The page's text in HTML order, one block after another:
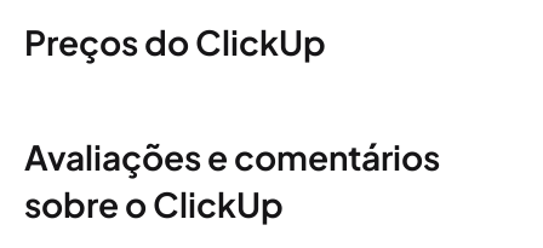
Preços do ClickUp
Avaliações e comentários
sobre o ClickUp